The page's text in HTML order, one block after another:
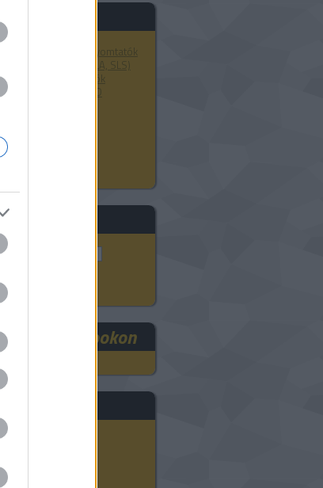
linkek
kompozit 3D nyomtatók
3D nyomtatók (SLA, SLS)
FDM 3D nyomtatók
magyar FDM 3D
HU
a Facebookon